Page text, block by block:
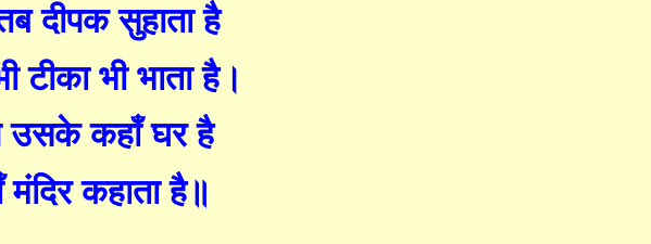
बदीपक सुहाता है
टीका भी भाता है।
उसके कहाँ घर है
कहाता है॥